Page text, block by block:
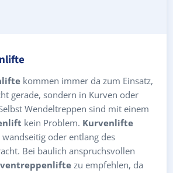
kommen immer da zum Einsatz,
gerade, sondern in Kurven oder
Wendeltreppen sind mit einem
kein Problem. Kurvenlifte
oder entlang des
Bei baulich anspruchsvollen
zu empfehlen, da